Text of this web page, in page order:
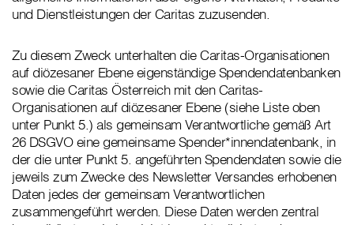
und Dienstleistungen der Caritas zuzusenden.
Zu diesem Zweck unterhalten die Caritas-Organisationen
auf diözesaner Ebene eigenständige Spendendatenbanken
sowie die Caritas Österreich mit den Caritas-
Organisationen auf diözesaner Ebene (siehe Liste oben
unter Punkt 5.) als gemeinsam Verantwortliche gemäß Art
26 DSGVO eine gemeinsame Spender*innendatenbank, in
der die unter Punkt 5. angeführten Spendendaten sowie die
jeweils zum Zwecke des Newsletter Versandes erhobenen
Daten jedes der gemeinsam Verantwortlichen
zusammengeführt werden. Diese Daten werden zentral